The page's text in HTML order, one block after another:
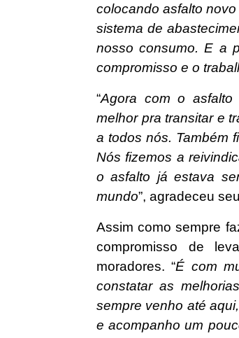
colocando asfalto
sistema de
nosso consumo. E a
compromisso e o
“Agora com o
melhor pra transitar e
a todos nós. Também
Nós fizemos a
o asfalto já estava
mundo”, agradeceu
Assim como sempre
compromisso de
moradores. “É com
constatar as
sempre venho até
e acompanho um